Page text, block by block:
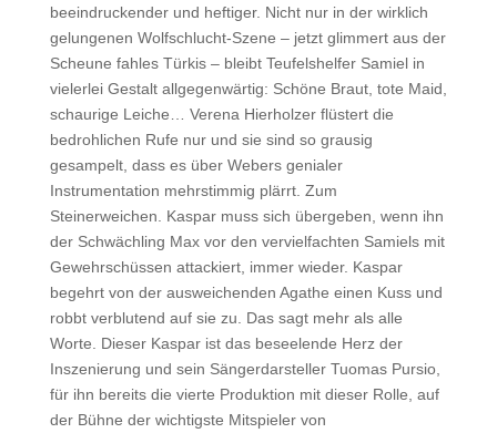
beeindruckender und heftiger. Nicht nur in der wirklich
gelungenen Wolfschlucht-Szene – jetzt glimmert aus der
Scheune fahles Türkis – bleibt Teufelshelfer Samiel in
vielerlei Gestalt allgegenwärtig: Schöne Braut, tote Maid,
schaurige Leiche… Verena Hierholzer flüstert die
bedrohlichen Rufe nur und sie sind so grausig
gesampelt, dass es über Webers genialer
Instrumentation mehrstimmig plärrt. Zum
Steinerweichen. Kaspar muss sich übergeben, wenn ihn
der Schwächling Max vor den vervielfachten Samiels mit
Gewehrschüssen attackiert, immer wieder. Kaspar
begehrt von der ausweichenden Agathe einen Kuss und
robbt verblutend auf sie zu. Das sagt mehr als alle
Worte. Dieser Kaspar ist das beseelende Herz der
Inszenierung und sein Sängerdarsteller Tuomas Pursio,
für ihn bereits die vierte Produktion mit dieser Rolle, auf
der Bühne der wichtigste Mitspieler von